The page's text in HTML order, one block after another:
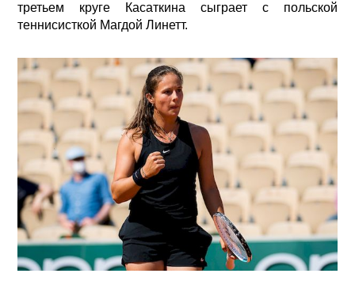
третьем круге Касаткина сыграет с польской
теннисисткой Магдой Линетт.